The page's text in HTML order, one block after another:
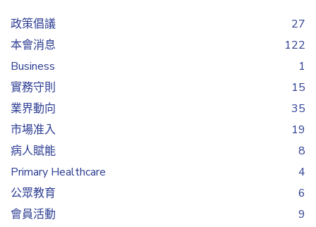
政策倡議
27
本會消息
122
Business
1
實務守則
15
業界動向
35
市場准入
19
病人賦能
8
Primary Healthcare
4
公眾教育
6
會員活動
9